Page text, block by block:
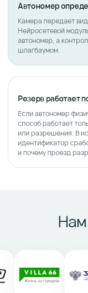
Автономер
Камера передает
Нейросетевой
автономер, а
шлагбаумом.
Резерв работает
Если автономер
способ работает
или разрешения. В
идентификатор
и почему проезд